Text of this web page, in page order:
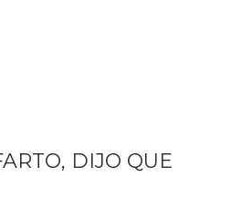
DIJO QUE